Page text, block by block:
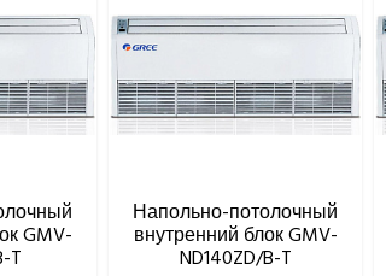
GMV-
T
Напольно-потолочный
внутренний блок GMV-
ND140ZD/B-T